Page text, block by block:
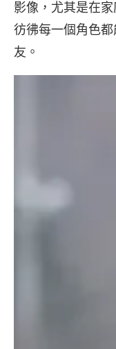
影像，尤其是在
彷彿每一個角色
友。